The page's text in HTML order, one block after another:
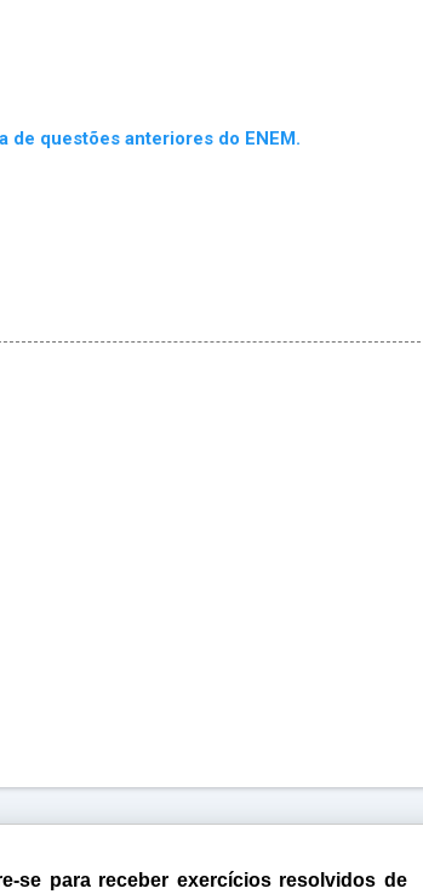
de questões anteriores do ENEM.
se para receber exercícios resolvidos de